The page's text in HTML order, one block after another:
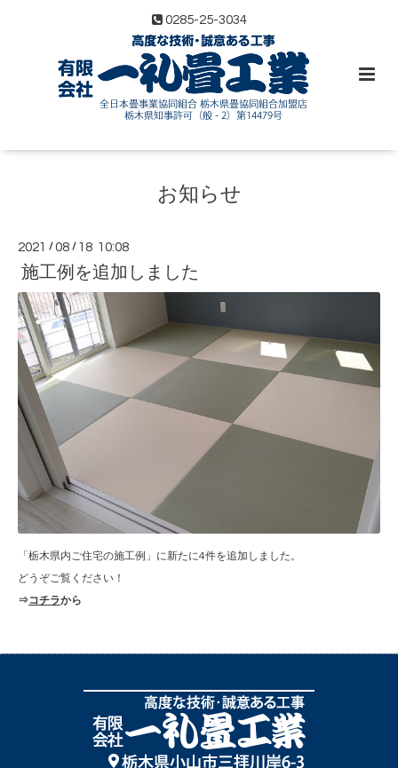
0285-25-3034
お知らせ
2021 /08 / 18 10:08
施工例を追加しました
「栃木県内ご住宅の施工例」に新たに4件を追加しました。
どうぞご覧ください！
⇒コチラから